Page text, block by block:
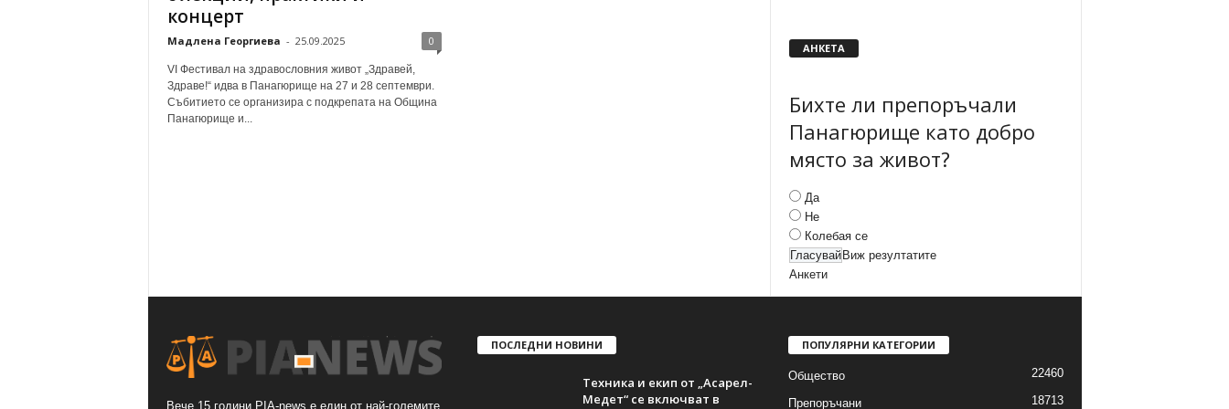
концерт
Мадлена Георгиева - 25.09.2025 0
VI Фестивал на здравословния живот „Здравей,
Здраве!“ идва в Панагюрище на 27 и 28 септември.
Събитието се организира с подкрепата на Община
Панагюрище и...
АНКЕТА
Бихте ли препоръчали
Панагюрище като добро
място за живот?
Да
Не
Колебая се
Виж резултатите
Анкети
Вече 15 години PIA-news е един от най-големите
ПОСЛЕДНИ НОВИНИ
Техника и екип от „Асарел-
Медет“ се включват в
ПОПУЛЯРНИ КАТЕГОРИИ
Общество 22460
Препоръчани 18713